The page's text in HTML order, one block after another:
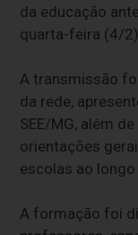
da educação
quarta-feira (4/
A transmissão
da rede,
SEE/MG, além
orientações
escolas ao longo
A formação foi